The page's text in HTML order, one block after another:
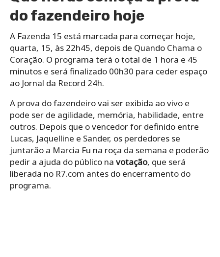
do fazendeiro hoje
A Fazenda 15 está marcada para começar hoje,
quarta, 15, às 22h45, depois de Quando Chama o
Coração. O programa terá o total de 1 hora e 45
minutos e será finalizado 00h30 para ceder espaço
ao Jornal da Record 24h.
A prova do fazendeiro vai ser exibida ao vivo e
pode ser de agilidade, memória, habilidade, entre
outros. Depois que o vencedor for definido entre
Lucas, Jaquelline e Sander, os perdedores se
juntarão a Marcia Fu na roça da semana e poderão
pedir a ajuda do público na votação, que será
liberada no R7.com antes do encerramento do
programa.